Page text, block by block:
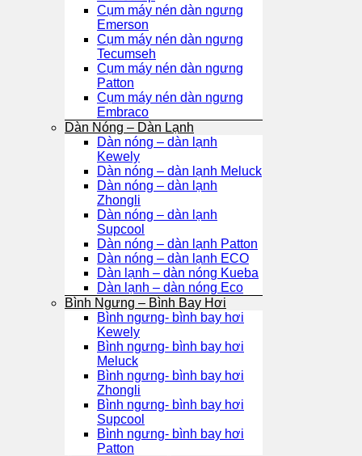
Cụm máy nén dàn ngưng
Emerson
Cụm máy nén dàn ngưng
Tecumseh
Cụm máy nén dàn ngưng
Patton
Cụm máy nén dàn ngưng
Embraco
Dàn Nóng – Dàn Lạnh
Dàn nóng – dàn lạnh
Kewely
Dàn nóng – dàn lạnh Meluck
Dàn nóng – dàn lạnh
Zhongli
Dàn nóng – dàn lạnh
Supcool
Dàn nóng – dàn lạnh Patton
Dàn nóng – dàn lạnh ECO
Dàn lạnh – dàn nóng Kueba
Dàn lạnh – dàn nóng Eco
Bình Ngưng – Bình Bay Hơi
Bình ngưng- bình bay hơi
Kewely
Bình ngưng- bình bay hơi
Meluck
Bình ngưng- bình bay hơi
Zhongli
Bình ngưng- bình bay hơi
Supcool
Bình ngưng- bình bay hơi
Patton